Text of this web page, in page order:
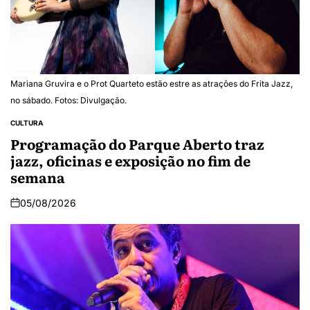
Mariana Gruvira e o Prot Quarteto estão estre as atrações do Frita Jazz,
no sábado. Fotos: Divulgação.
CULTURA
Programação do Parque Aberto traz
jazz, oficinas e exposição no fim de
semana
05/08/2026